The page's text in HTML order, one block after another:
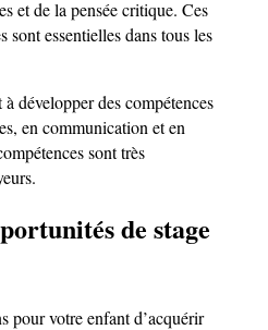
et de la pensée critique. Ces
sont essentielles dans tous les
développer des compétences
en communication et en
sont très
de stage
pour votre enfant d’acquérir